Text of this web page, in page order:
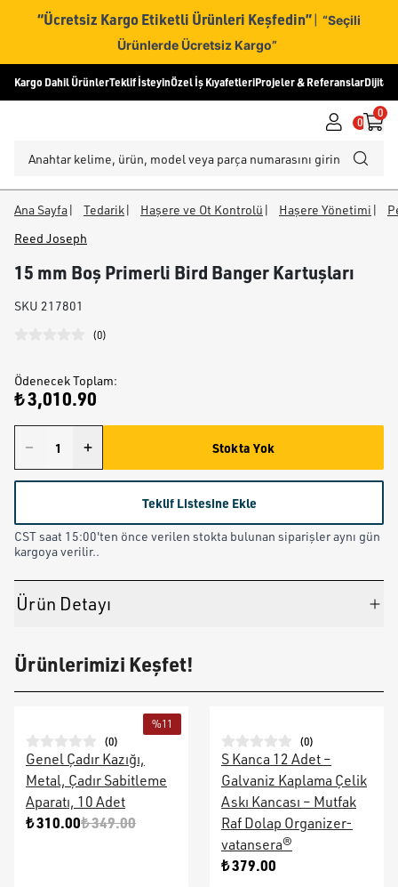
“Ücretsiz Kargo Etiketli Ürünleri Keşfedin” | “Seçili
Ürünlerde Ücretsiz Kargo”
Kargo Dahil ÜrünlerTeklif İsteyinÖzel İş KıyafetleriProjeler & ReferanslarDijital
0
0
Ana Sayfa| Tedarik| Haşere ve Ot Kontrolü | Haşere Yönetimi |
Reed Joseph
15 mm Boş Primerli Bird Banger Kartuşları
SKU 217801
(0)
Ödenecek Toplam:
₺ 3,010.90
Stokta Yok
Teklif Listesine Ekle
CST saat 15:00'ten önce verilen stokta bulunan siparişler aynı gün
kargoya verilir..
Ürün Detayı
Ürünlerimizi Keşfet!
%11
(0)
Genel Çadır Kazığı,
Metal, Çadır Sabitleme
Aparatı, 10 Adet
₺ 310.00₺ 349.00
(0)
S Kanca 12 Adet –
Galvaniz Kaplama Çelik
Askı Kancası – Mutfak
Raf Dolap Organizer-
vatansera®
₺ 379.00